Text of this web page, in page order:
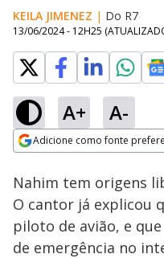
KEILA JIMENEZ | Do R7
13/06/2024 - 12H25
A+ A-
Adicione como fonte
Ativar
Loaded
33.37%
Nahim tem origens
O cantor já explicou
piloto de avião, e
de emergência no